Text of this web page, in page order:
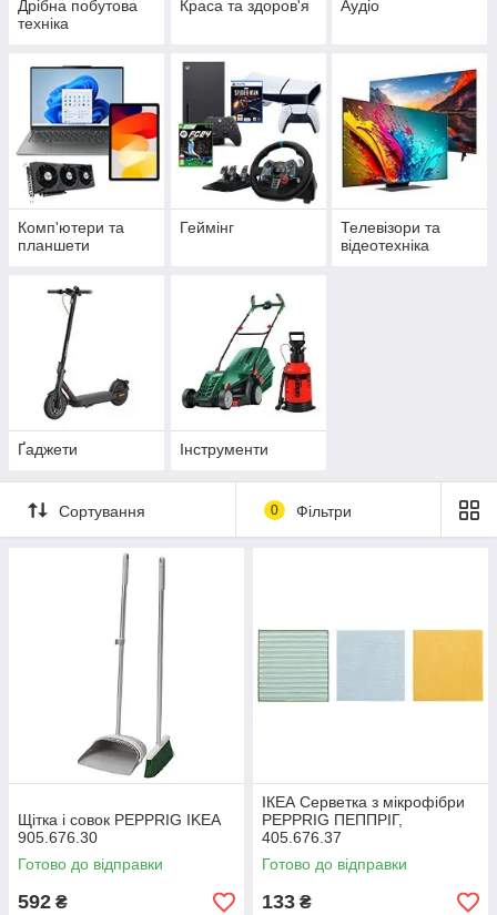
Дрібна побутова
техніка
Краса та здоров'я Аудіо
Комп'ютери та
планшети
Геймінг
Телевізори та
відеотехніка
Ґаджети Інструменти
Сортування 0 Фільтри
Щітка і совок PEPPRIG IKEA
905.676.30
Готово до відправки
592 ₴
ІКЕА Серветка з мікрофібри
PEPPRIG ПЕППРІГ,
405.676.37
Готово до відправки
133 ₴